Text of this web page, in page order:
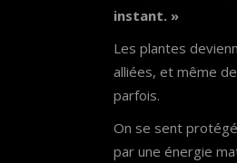
instant. »
Les plantes
alliées, et même
parfois.
On se sent
par une énergie